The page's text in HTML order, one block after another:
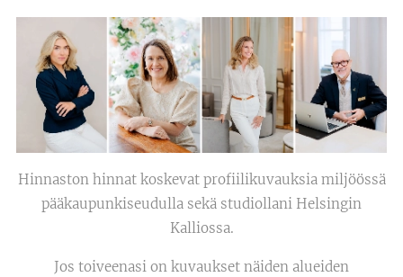
Hinnaston hinnat koskevat profiilikuvauksia miljöössä
pääkaupunkiseudulla sekä studiollani Helsingin
Kalliossa.
Jos toiveenasi on kuvaukset näiden alueiden